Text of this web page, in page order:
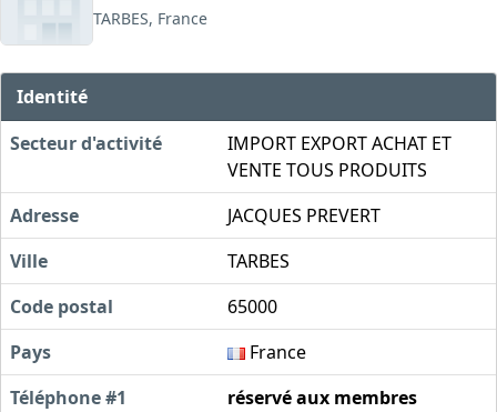
TARBES, France
Identité
Secteur d'activité
IMPORT EXPORT ACHAT ET
VENTE TOUS PRODUITS
Adresse
JACQUES PREVERT
Ville
TARBES
Code postal
65000
Pays
France
Téléphone #1
réservé aux membres